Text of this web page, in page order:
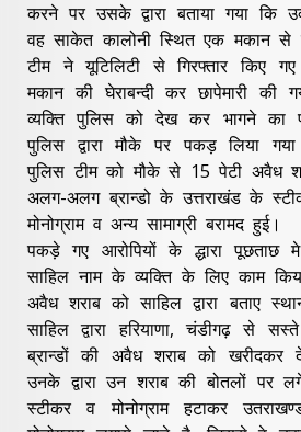
करने पर उसके द्वारा बताया गया कि
वह साकेत कालोनी स्थित एक मकान से
टीम ने यूटिलिटी से गिरफ्तार किए गए
मकान की घेराबन्दी कर छापेमारी की
व्यक्ति पुलिस को देख कर भागने का
पुलिस द्वारा मौके पर पकड़ लिया
पुलिस टीम को मौके से 15 पेटी अवैध
अलग-अलग ब्रान्डो के उत्तराखंड के
मोनोग्राम व अन्य सामाग्री बरामद हुई।
पकड़े गए आरोपियों के द्धारा पूछताछ
साहिल नाम के व्यक्ति के लिए काम
अवैध शराब को साहिल द्वारा बताए
साहिल द्वारा हरियाणा, चंडीगढ़ से
ब्रान्डों की अवैध शराब को खरीदकर
उनके द्वारा उन शराब की बोतलों पर
स्टीकर व मोनोग्राम हटाकर